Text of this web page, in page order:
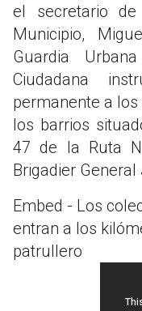
el secretario de
Municipio,
Guardia
Ciudadana
permanente a
los barrios
47 de la Ruta
Brigadier
Embed - Los
entran a los
patrullero